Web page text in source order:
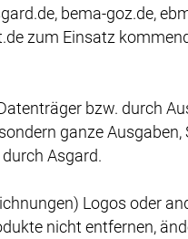
bema-goz.de,
zum Einsatz
bzw. durch
ganze Ausgaben,
Asgard.
Logos oder
nicht entfernen,